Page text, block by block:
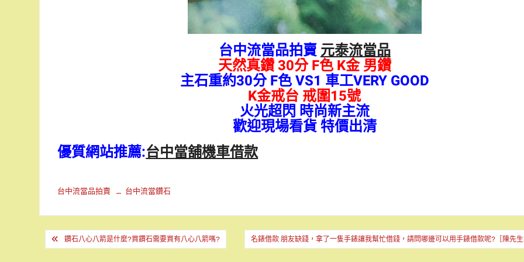
台中流當品拍賣元泰流當品
天然真鑽 30分 F色 K金 男鑽
主石重約30分 F色 VS1 車工VERY GOOD
K金戒台 戒圍15號
火光超閃 時尚新主流
歡迎現場看貨 特價出清
優質網站推薦:台中當舖機車借款
台中流當品拍賣 台中流當鑽石
文 鑽石八心八箭是什麼?買鑽石需要買有八心八箭嗎? 名錶借款 朋友缺錢，拿了一隻手錶讓我幫忙借錢，請問哪邊可以用手錶借款呢?［陳先